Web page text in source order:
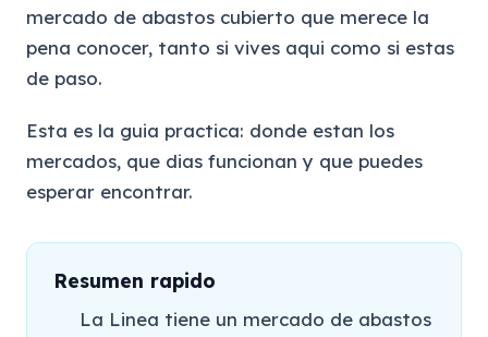
mercado de abastos cubierto que merece la
pena conocer, tanto si vives aqui como si estas
de paso.
Esta es la guia practica: donde estan los
mercados, que dias funcionan y que puedes
esperar encontrar.
Resumen rapido
La Linea tiene un mercado de abastos